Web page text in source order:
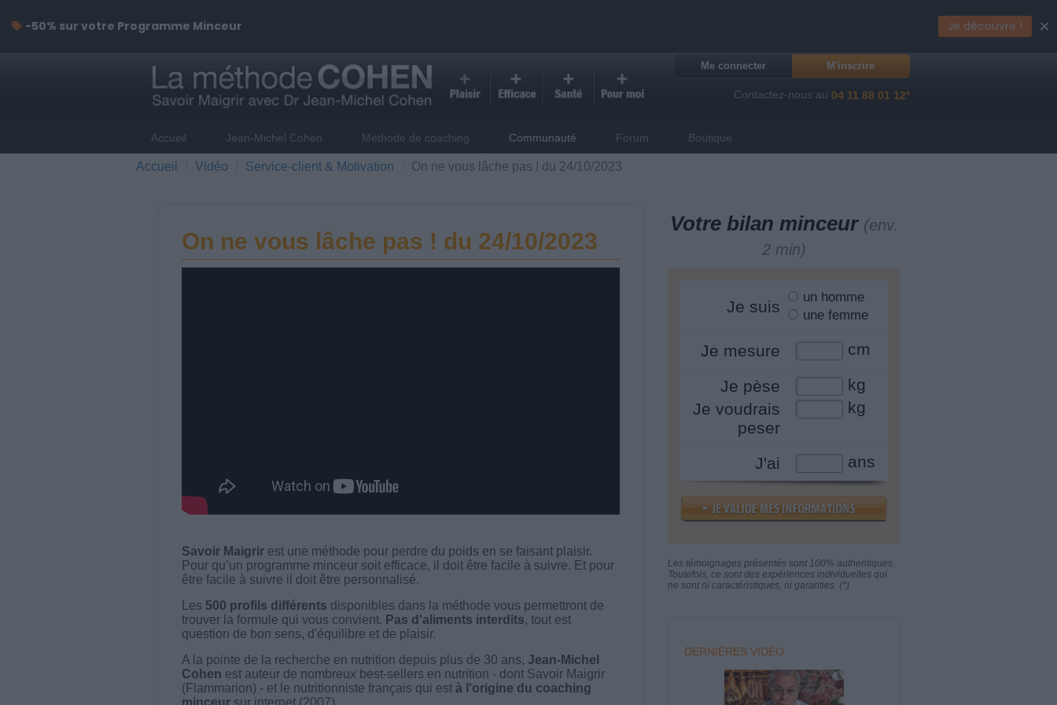
Me connecter M'inscrire
Contactez-nous au 04 11 88 01 12*
Accueil Jean-Michel Cohen Méthode de coaching Communauté Forum Boutique
Accueil Vidéo Service-client & Motivation On ne vous lâche pas ! du 24/10/2023
On ne vous lâche pas ! du 24/10/2023
Savoir Maigrirest une méthode pour perdre du poids en se faisant plaisir.
Pour qu’un programme minceur soit efficace, il doit être facile à suivre. Et pour
être facile à suivre il doit être personnalisé.
Les 500 profils différents disponibles dans la méthode vous permettront de
trouver la formule qui vous convient. Pas d'aliments interdits, tout est
question de bon sens, d'équilibre et de plaisir.
A la pointe de la recherche en nutrition depuis plus de 30 ans, Jean-Michel
Cohen est auteur de nombreux best-sellers en nutrition - dont Savoir Maigrir
(Flammarion) - et le nutritionniste français qui est à l'origine du coaching
minceursur internet (2007).
Votre bilan minceur (env.
2 min)
Je suis
un homme
une femme
Je mesure cm
Je pèse
kg
Je voudrais
peser
kg
J'ai ans
Les témoignages présentés sont 100% authentiques.
Toutefois, ce sont des expériences individuelles qui
ne sont ni caractéristiques, ni garanties. (*)
DERNIÈRES VIDÉO
-50% sur votre Programme Minceur Je découvre ! ×